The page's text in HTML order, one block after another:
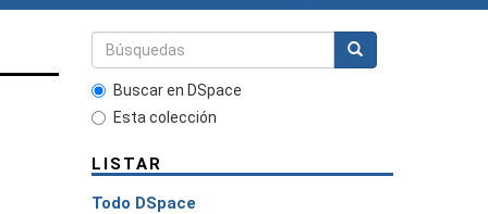
Buscar en DSpace
Esta colección
LISTAR
Todo DSpace